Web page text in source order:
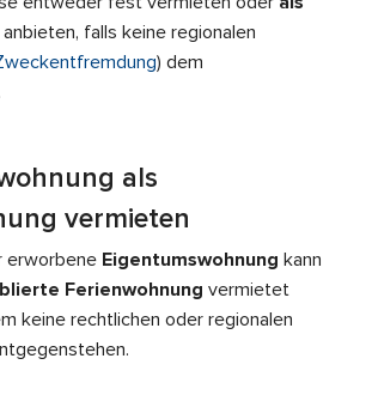
anbieten, falls keine regionalen
) dem
als
vermieten
erworbene Eigentumswohnung kann
Ferienwohnung vermietet
keine rechtlichen oder regionalen